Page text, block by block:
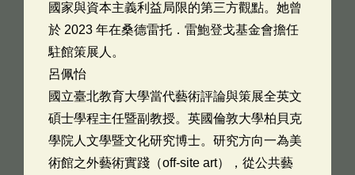
國家與資本主義利益局限的第三方觀點。她曾
於 2023 年在桑德雷托．雷鮑登戈基金會擔任
駐館策展人。
呂佩怡
國立臺北教育大學當代藝術評論與策展全英文
碩士學程主任暨副教授。英國倫敦大學柏貝克
學院人文學暨文化研究博士。研究方向一為美
術館之外藝術實踐（off-site art），從公共藝